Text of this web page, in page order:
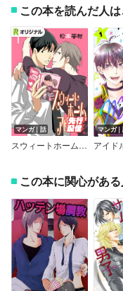
この本を読んだ人
マンガ｜話
スウィートホームアローン
マンガ
この本に関心があ